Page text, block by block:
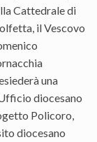
Cattedrale di
il Vescovo
una
diocesano
Policoro,
diocesano